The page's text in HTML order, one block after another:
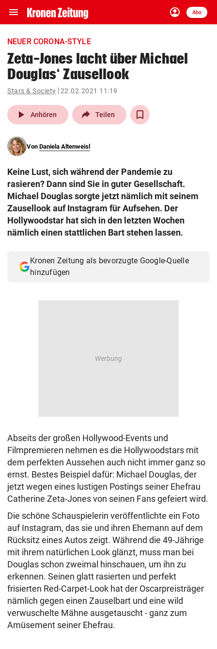
menu Navigation
ein-/ausklappen
account_circle
Anmelden
Abo
close Schließen
account_circle Anmelden
pin_drop
Wien arrow_right
search
eingeben
© Krone Multimedia GmbH & Co KG 2026
Muthgasse 2, 1190 Wien
NEUER CORONA-STYLE
Zeta-Jones lacht über Michael
Douglas‘ Zausellook
Stars & Society 22.02.2021 11:19
play_arrow Anhören Teilen
Von Daniela Altenweisl
Keine Lust, sich während der Pandemie zu
rasieren? Dann sind Sie in guter Gesellschaft.
Michael Douglas sorgte jetzt nämlich mit seinem
Zausellook auf Instagram für Aufsehen. Der
Hollywoodstar hat sich in den letzten Wochen
nämlich einen stattlichen Bart stehen lassen.
Kronen Zeitung als bevorzugte Google-Quelle
hinzufügen
Abseits der großen Hollywood-Events und
Filmpremieren nehmen es die Hollywoodstars mit
dem perfekten Aussehen auch nicht immer ganz so
ernst. Bestes Beispiel dafür: Michael Douglas, der
jetzt wegen eines lustigen Postings seiner Ehefrau
Catherine Zeta-Jones von seinen Fans gefeiert wird.
Die schöne Schauspielerin veröffentlichte ein Foto
auf Instagram, das sie und ihren Ehemann auf dem
Rücksitz eines Autos zeigt. Während die 49-Jährige
mit ihrem natürlichen Look glänzt, muss man bei
Douglas schon zweimal hinschauen, um ihn zu
erkennen. Seinen glatt rasierten und perfekt
frisierten Red-Carpet-Look hat der Oscarpreisträger
nämlich gegen einen Zauselbart und eine wild
verwuschelte Mähne ausgetauscht - ganz zum
Amüsement seiner Ehefrau.